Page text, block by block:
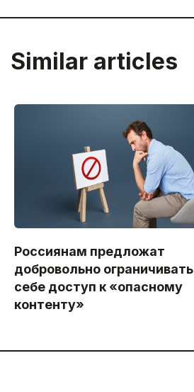
Similar articles
Россиянам предложат
добровольно ограничивать
себе доступ к «опасному
контенту»